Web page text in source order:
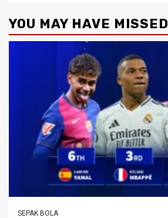
YOU MAY HAVE MISSED
SEPAK BOLA